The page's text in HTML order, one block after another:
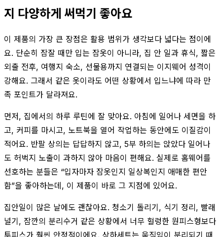
지 다양하게 써먹기 좋아요
이 제품의 가장 큰 장점은 활용 범위가 생각보다 넓다는 점이에
요. 단순히 잠잘 때만 입는 잠옷이 아니라, 집 안 일과 휴식, 짧은
외출 전후, 여행지 숙소, 선물용까지 연결되는 이지웨어 성격이
강해요. 그래서 같은 옷이라도 어떤 상황에서 입느냐에 따라 만
족 포인트가 달라져요.
먼저, 집에서의 하루 루틴에 잘 맞아요. 아침에 일어나 세면을 하
고, 커피를 마시고, 노트북을 열어 작업하는 동안에도 이질감이
적어요. 반팔 상의는 답답하지 않고, 5부 하의는 앉았다 일어나
도 허벅지 노출이 과하지 않아 마음이 편해요. 실제로 홈웨어를
선호하는 분들은 “입자마자 잠옷인지 일상복인지 애매한 편안
함”을 좋아하는데, 이 제품이 바로 그 지점에 있어요.
집안일이 많은 날에도 괜찮아요. 청소기 돌리기, 식기 정리, 빨래
널기, 잠깐의 분리수거 같은 상황에서 너무 헐렁한 원피스형보다
투피스가 훨씬 안정적이에요. 상하세트는 움직임이 분리되기 때